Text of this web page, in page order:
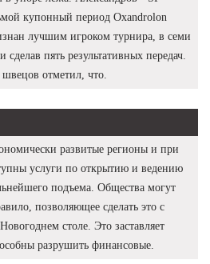
купонный период Oxandrolon
лучшим игроком турнира, в семи
сделав пять результативных передач.
отметил, что.
развитые регионы и при
услуги по открытию и ведению
подъема. Общества могут
позволяющее сделать это с
столе. Это заставляет
разрушить финансовые.